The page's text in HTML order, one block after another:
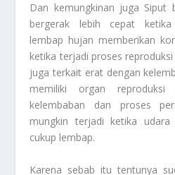
Dan kemungkinan juga Siput
bergerak lebih cepat ketika
lembap hujan memberikan
ketika terjadi proses
juga terkait erat dengan
memiliki organ
kelembaban dan proses
mungkin terjadi ketika udara
cukup lembap.
Karena sebab itu tentunya